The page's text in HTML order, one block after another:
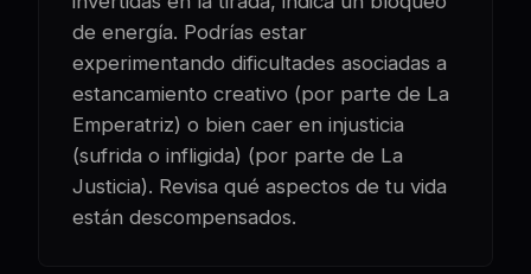
de energía. Podrías estar
experimentando dificultades asociadas a
estancamiento creativo (por parte de La
Emperatriz) o bien caer en injusticia
(sufrida o infligida) (por parte de La
Justicia). Revisa qué aspectos de tu vida
están descompensados.